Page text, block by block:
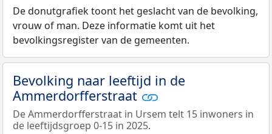
De donutgrafiek toont het geslacht van de bevolking,
vrouw of man. Deze informatie komt uit het
bevolkingsregister van de gemeenten.
Bevolking naar leeftijd in de
Ammerdorfferstraat
De Ammerdorfferstraat in Ursem telt 15 inwoners in
de leeftijdsgroep 0-15 in 2025.